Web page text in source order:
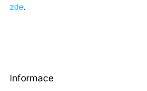
zde.
Informace